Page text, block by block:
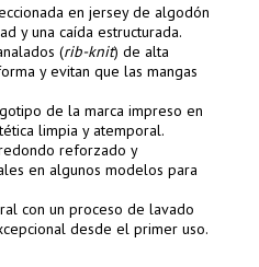
en jersey de algodón
y una caída estructurada.
(rib-knit) de alta
y evitan que las mangas
de la marca impreso en
limpia y atemporal.
reforzado y
en algunos modelos para
con un proceso de lavado
desde el primer uso.